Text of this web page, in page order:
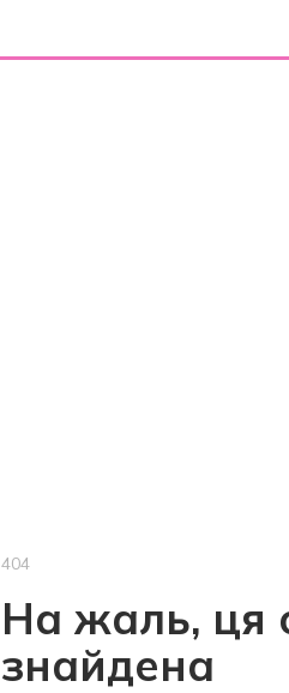
404
На жаль, ця
знайдена